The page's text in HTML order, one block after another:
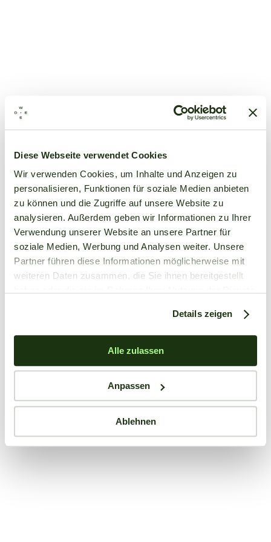
Diese Webseite verwendet Cookies
Wir verwenden Cookies, um Inhalte und Anzeigen zu
personalisieren, Funktionen für soziale Medien anbieten
zu können und die Zugriffe auf unsere Website zu
analysieren. Außerdem geben wir Informationen zu Ihrer
Verwendung unserer Website an unsere Partner für
soziale Medien, Werbung und Analysen weiter. Unsere
Partner führen diese Informationen möglicherweise mit
weiteren Daten zusammen, die Sie ihnen bereitgestellt
Details zeigen
Alle zulassen
Anpassen
Ablehnen